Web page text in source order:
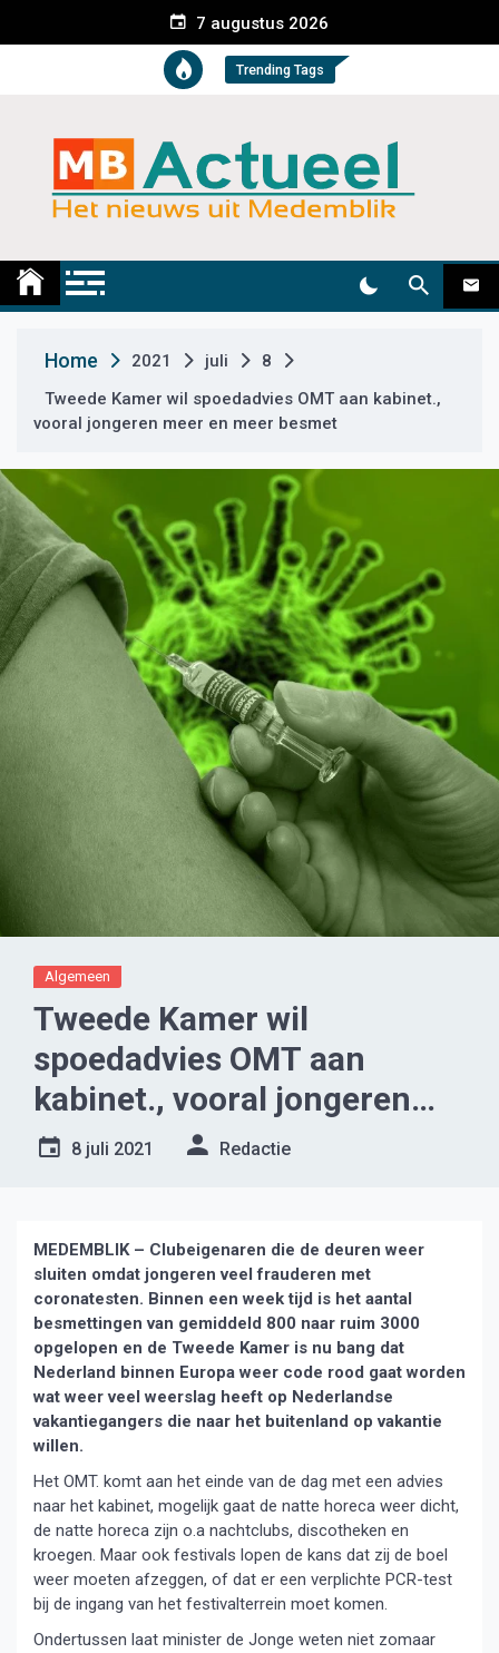
e
t
7 augustus 2026
Trending Tags
Medemblik Actueel
Home 2021 juli
8
Tweede Kamer wil spoedadvies OMT aan kabinet.,
vooral jongeren meer en meer besmet
Algemeen
Tweede Kamer wil
spoedadvies OMT aan
kabinet., vooral jongeren
meer en meer besmet
8 juli 2021 Redactie
MEDEMBLIK – Clubeigenaren die de deuren weer
sluiten omdat jongeren veel frauderen met
coronatesten. Binnen een week tijd is het aantal
besmettingen van gemiddeld 800 naar ruim 3000
opgelopen en de Tweede Kamer is nu bang dat
Nederland binnen Europa weer code rood gaat worden
wat weer veel weerslag heeft op Nederlandse
vakantiegangers die naar het buitenland op vakantie
willen.
Het OMT. komt aan het einde van de dag met een advies
naar het kabinet, mogelijk gaat de natte horeca weer dicht,
de natte horeca zijn o.a nachtclubs, discotheken en
kroegen. Maar ook festivals lopen de kans dat zij de boel
weer moeten afzeggen, of dat er een verplichte PCR-test
bij de ingang van het festivalterrein moet komen.
Ondertussen laat minister de Jonge weten niet zomaar